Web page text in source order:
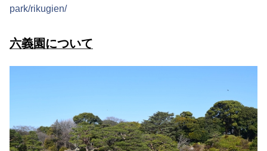
park/rikugien/
六義園について